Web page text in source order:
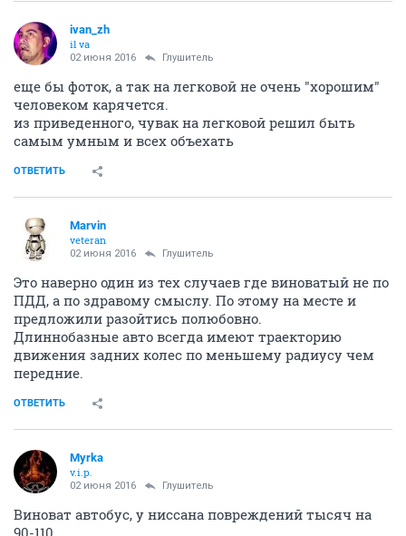
ivаn_zh
il va
02 июня 2016 Глушитель
еще бы фоток, а так на легковой не очень "хорошим"
человеком карячется.
из приведенного, чувак на легковой решил быть
самым умным и всех объехать
ОТВЕТИТЬ
Mаrvin
veteran
02 июня 2016 Глушитель
Это наверно один из тех случаев где виноватый не по
ПДД, а по здравому смыслу. По этому на месте и
предложили разойтись полюбовно.
Длиннобазные авто всегда имеют траекторию
движения задних колес по меньшему радиусу чем
передние.
ОТВЕТИТЬ
Myrka
v.i.p.
02 июня 2016 Глушитель
Виноват автобус, у ниссана повреждений тысяч на
90-110.